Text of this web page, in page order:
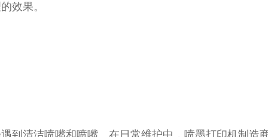
效果。
到清洁喷嘴和喷嘴。在日常维护中，喷墨打印机制造